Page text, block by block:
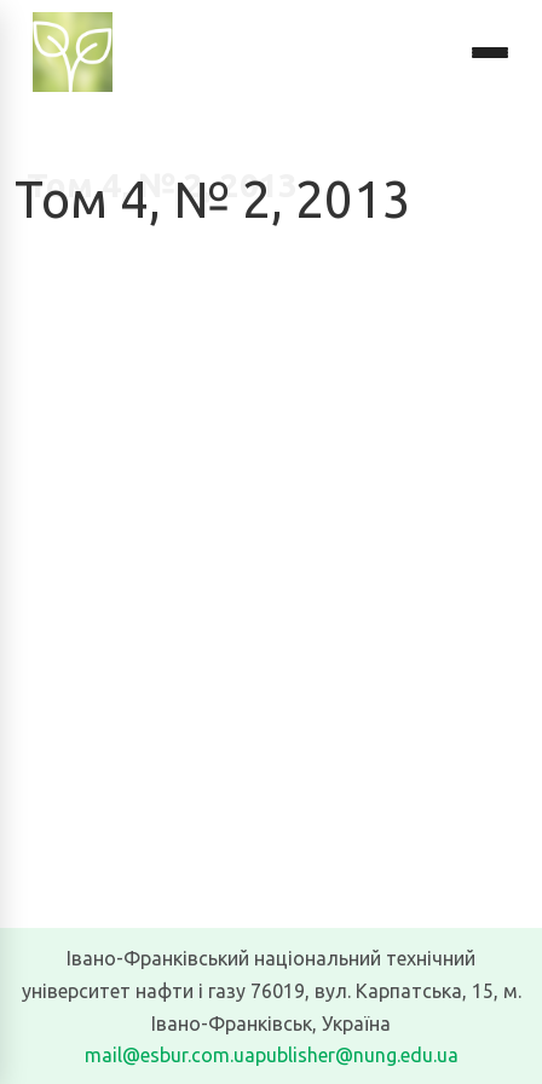
Том 4, № 2, 2013
Івано-Франківський національний технічний
університет нафти і газу 76019, вул. Карпатська, 15, м.
Івано-Франківськ, Україна
mail@esbur.com.uapublisher@nung.edu.ua